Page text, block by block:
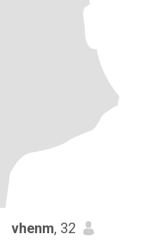
vhenm, 32